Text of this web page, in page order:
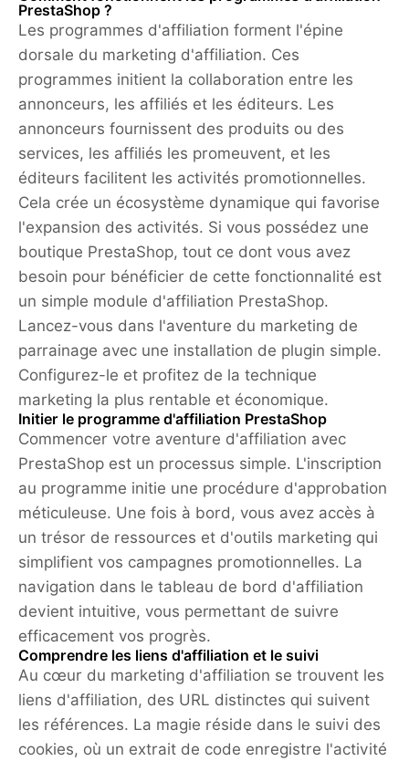
PrestaShop ?
Les programmes d'affiliation forment l'épine
dorsale du marketing d'affiliation. Ces
programmes initient la collaboration entre les
annonceurs, les affiliés et les éditeurs. Les
annonceurs fournissent des produits ou des
services, les affiliés les promeuvent, et les
éditeurs facilitent les activités promotionnelles.
Cela crée un écosystème dynamique qui favorise
l'expansion des activités. Si vous possédez une
boutique PrestaShop, tout ce dont vous avez
besoin pour bénéficier de cette fonctionnalité est
un simple module d'affiliation PrestaShop.
Lancez-vous dans l'aventure du marketing de
parrainage avec une installation de plugin simple.
Configurez-le et profitez de la technique
marketing la plus rentable et économique.
Initier le programme d'affiliation PrestaShop
Commencer votre aventure d'affiliation avec
PrestaShop est un processus simple. L'inscription
au programme initie une procédure d'approbation
méticuleuse. Une fois à bord, vous avez accès à
un trésor de ressources et d'outils marketing qui
simplifient vos campagnes promotionnelles. La
navigation dans le tableau de bord d'affiliation
devient intuitive, vous permettant de suivre
efficacement vos progrès.
Comprendre les liens d'affiliation et le suivi
Au cœur du marketing d'affiliation se trouvent les
liens d'affiliation, des URL distinctes qui suivent
les références. La magie réside dans le suivi des
cookies, où un extrait de code enregistre l'activité